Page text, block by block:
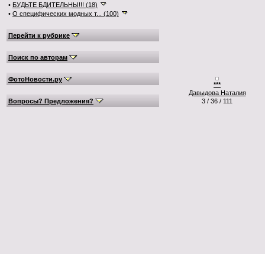
• БУДЬТЕ БДИТЕЛЬНЫ!!! (18)
• О специфических модных т... (100)
Перейти к рубрике
Поиск по авторам
ФотоНовости.ру
Вопросы? Предложения?
***
Давыдова Наталия
3 / 36 / 111